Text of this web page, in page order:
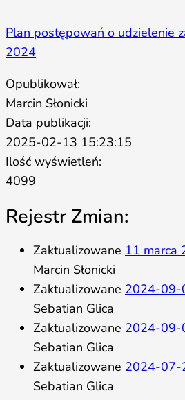
Plan postępowań o udzielenie
2024
Opublikował:
Marcin Słonicki
Data publikacji:
2025-02-13 15:23:15
Ilość wyświetleń:
4099
Rejestr Zmian:
Zaktualizowane 11 marca
Marcin Słonicki
Zaktualizowane 2024-09-
Sebatian Glica
Zaktualizowane 2024-09-
Sebatian Glica
Zaktualizowane 2024-07-
Sebatian Glica